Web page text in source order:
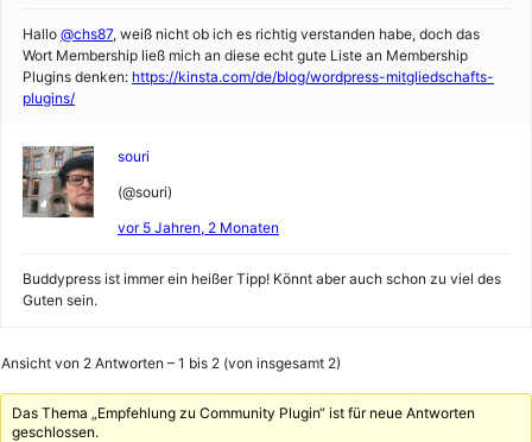
Hallo @chs87, weiß nicht ob ich es richtig verstanden habe, doch das
Wort Membership ließ mich an diese echt gute Liste an Membership
Plugins denken: https://kinsta.com/de/blog/wordpress-mitgliedschafts-
plugins/
souri
(@souri)
vor 5 Jahren, 2 Monaten
Buddypress ist immer ein heißer Tipp! Könnt aber auch schon zu viel des
Guten sein.
Ansicht von 2 Antworten – 1 bis 2 (von insgesamt 2)
Das Thema „Empfehlung zu Community Plugin“ ist für neue Antworten
geschlossen.